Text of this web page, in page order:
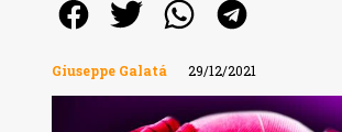
Giuseppe Galatá 29/12/2021